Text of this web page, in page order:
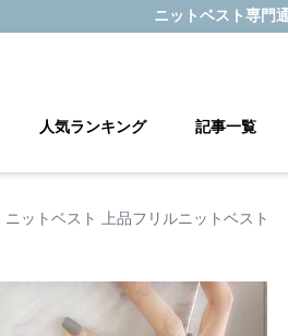
ニットベスト専門
人気ランキング 記事一覧
ニットベスト 上品フリルニットベスト